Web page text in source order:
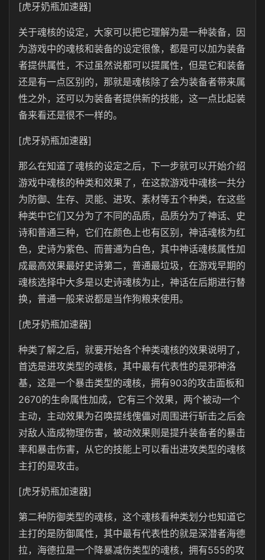
[虎牙奶瓶加速器]
关于魂核的设定，大家可以把它理解为是一种装备，因
为游戏中的魂核和装备的设定很像，都是可以加为装备
者提供属性，不过虽然说都可以提属性，但是它和装备
还是有一点区别的，那就是魂核除了会为装备者带来属
性之外，还可以为装备者提供新的技能，这一点比起装
备来看还是很不一样的。
[虎牙奶瓶加速器]
那么在知道了魂核的设定之后，下一步就可以开始介绍
游戏中魂核的种类和效果了，在这款游戏中魂核一共分
为防御、生存、灵能、进攻、素材等五个种类，在这些
种类中它们又分为了不同的品质，品质分为了神话、史
诗和普通三种，它们在颜色上也有区别，神话魂核为红
色，史诗为紫色、而普通为白色，其中神话魂核属性加
成最高效果最好史诗第二，普通最垃圾，在游戏早期的
魂核选择中大多是以史诗魂核为止，神话在后期进行替
换，普通一般来说都是当作狗粮来使用。
[虎牙奶瓶加速器]
种类了解之后，就要开始各个种类魂核的效果说明了，
首选是进攻类型的魂核，其中最有代表性的是邪神洛
基，这是一个暴击类型的魂核，拥有903的攻击面板和
2670的生命属性加成，它有三个效果，两个被动一个
主动，主动效果为召唤提线傀儡对周围进行斩击之后会
对敌人造成物理伤害，被动效果则是提升装备者的暴击
率和暴击伤害，从它的技能上可以看出进攻类型的魂核
主打的是攻击。
[虎牙奶瓶加速器]
第二种防御类型的魂核，这个魂核看种类划分也知道它
主打的是防御属性，其中最有代表性的就是深潜者海德
拉，海德拉是一个降暴减伤类型的魂核，拥有555的攻